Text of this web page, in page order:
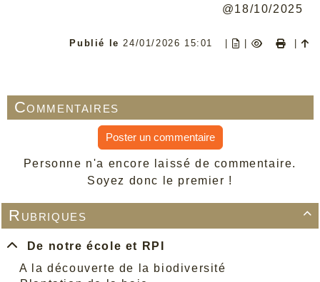

Rubriques
De notre école et RPI
A la découverte de la biodiversité
@18/10/2025
Publié le24/01/2026 15:01 |
Commentaires
Poster un commentaire
Personne n'a encore laissé de commentaire.
Soyez donc le premier !